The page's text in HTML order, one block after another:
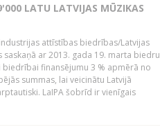
LATU LATVIJAS MŪZIKAS
attīstības biedrības/Latvijas
ar 2013. gada 19. marta biedru
finansējumu 3 % apmērā no
summas, lai veicinātu Latvijā
LaIPA šobrīd ir vienīgais